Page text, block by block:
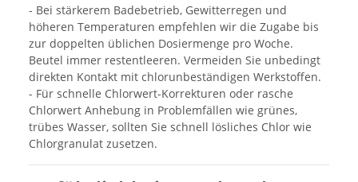
- Bei stärkerem Badebetrieb, Gewitterregen und
höheren Temperaturen empfehlen wir die Zugabe bis
zur doppelten üblichen Dosiermenge pro Woche.
Beutel immer restentleeren. Vermeiden Sie unbedingt
direkten Kontakt mit chlorunbeständigen Werkstoffen.
- Für schnelle Chlorwert-Korrekturen oder rasche
Chlorwert Anhebung in Problemfällen wie grünes,
trübes Wasser, sollten Sie schnell lösliches Chlor wie
Chlorgranulat zusetzen.